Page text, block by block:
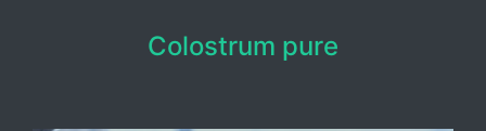
Colostrum pure